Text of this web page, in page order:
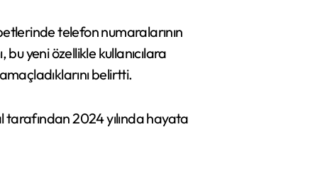
telefon numaralarının
yeni özellikle kullanıcılara
belirtti.
tarafından 2024 yılında hayata